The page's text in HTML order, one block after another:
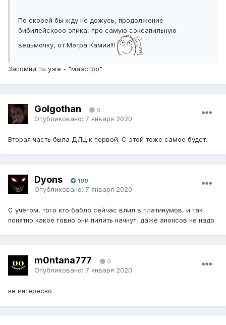
По скорей бы жду не дожусь, продолжение
бибилейскооо эпика, про самую сэксапильную
ведьмочку, от Мэтра Камии!!!
Запомни ты уже - "маэстро"
Golgothan 0
Опубликовано: 7 января 2020
Вторая часть была ДЛЦ к первой. С этой тоже самое будет.
Dyons 109
Опубликовано: 7 января 2020
С учётом, того кто бабло сейчас влил в платинумов, и так
понятно какое говно они пилить начнут, даже анонсов не надо
m0ntana777 0
Опубликовано: 7 января 2020
не интересно